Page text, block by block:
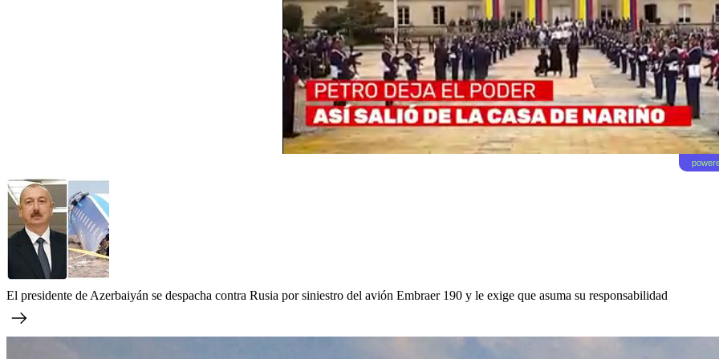
El presidente de Azerbaiyán se despacha contra Rusia por siniestro del avión Embraer 190 y le exige que asuma su responsabilidad